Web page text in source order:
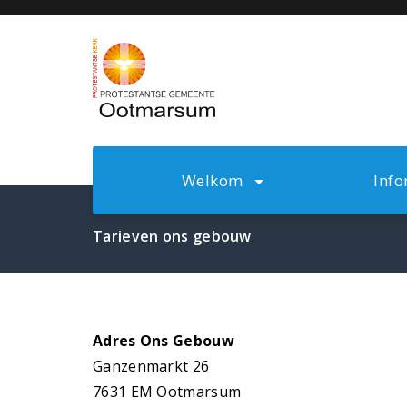
Ga
Welkom
Tarieven ons gebouw
Adres Ons Gebouw
Ganzenmarkt 26
7631 EM Ootmarsum